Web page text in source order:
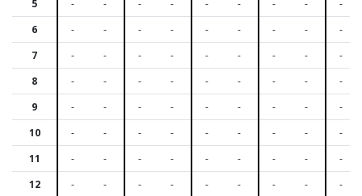
5
- - - - - - - -
-
6
- - - - - - - -
-
7
- - - - - - - -
-
8
- - - - - - - -
-
9
- - - - - - - -
-
10
- - - - - - - -
-
11
- - - - - - - -
-
12
- - - - - - - -
-